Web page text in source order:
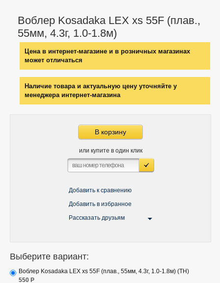
Воблер Kosadaka LEX xs 55F (плав.,
55мм, 4.3г, 1.0-1.8м)
Цена в интернет-магазине и в розничных магазинах
может отличаться
Наличие товара и актуальную цену уточняйте у
менеджера интернет-магазина
В корзину
или купите в один клик
Добавить к сравнению
Добавить в избранное
Рассказать друзьям
Выберите вариант:
Воблер Kosadaka LEX xs 55F (плав., 55мм, 4.3г, 1.0-1.8м) (TH)
550 Р